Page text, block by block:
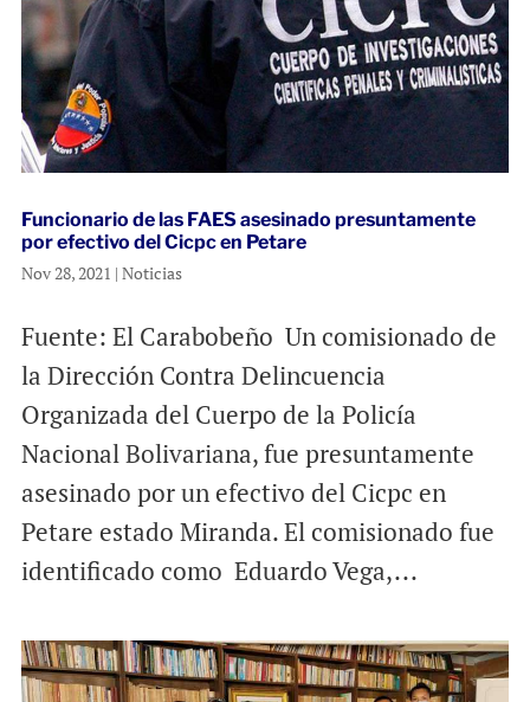
Funcionario de las FAES asesinado presuntamente
por efectivo del Cicpc en Petare
Nov 28, 2021 | Noticias
Fuente: El Carabobeño Un comisionado de
la Dirección Contra Delincuencia
Organizada del Cuerpo de la Policía
Nacional Bolivariana, fue presuntamente
asesinado por un efectivo del Cicpc en
Petare estado Miranda. El comisionado fue
identificado como Eduardo Vega,...